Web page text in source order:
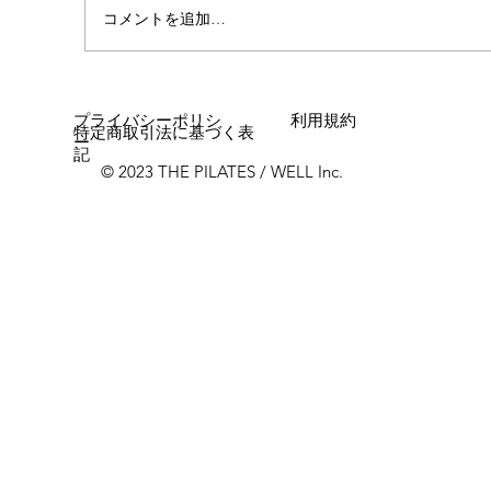
コメントを追加…
© 2023 THE PILATES / WELL Inc.
プライバシーポリシ
ー
利用規約
特定商取引法に基づく表
記